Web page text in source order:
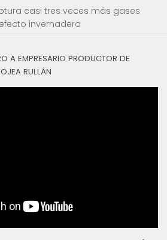
casi tres veces más gases
invernadero
A EMPRESARIO PRODUCTOR DE
RULLÁN